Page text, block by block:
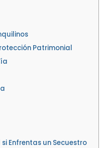
Patrimonial
Enfrentas un Secuestro